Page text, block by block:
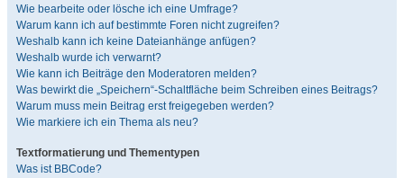
Wie bearbeite oder lösche ich eine Umfrage?
Warum kann ich auf bestimmte Foren nicht zugreifen?
Weshalb kann ich keine Dateianhänge anfügen?
Weshalb wurde ich verwarnt?
Wie kann ich Beiträge den Moderatoren melden?
Was bewirkt die „Speichern“-Schaltfläche beim Schreiben eines Beitrags?
Warum muss mein Beitrag erst freigegeben werden?
Wie markiere ich ein Thema als neu?
Textformatierung und Thementypen
Was ist BBCode?